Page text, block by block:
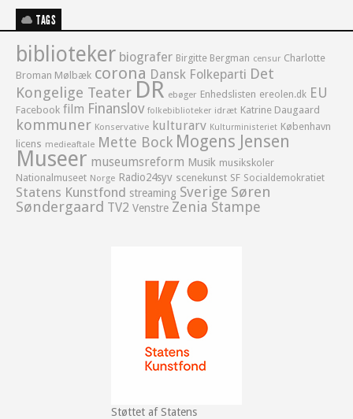
TAGS
biblioteker biografer Birgitte Bergman censur Charlotte
Broman Mølbæk corona Dansk Folkeparti Det
Kongelige Teater DR ebøger Enhedslisten ereolen.dk EU
Facebook film Finanslov folkebiblioteker idræt Katrine Daugaard
kommuner Konservative kulturarv Kulturministeriet København
licens medieaftale Mette Bock Mogens Jensen
Museer museumsreform Musik musikskoler
Nationalmuseet Norge Radio24syv scenekunst SF Socialdemokratiet
Statens Kunstfond streaming Sverige Søren
Søndergaard TV2 Venstre Zenia Stampe
Støttet af Statens